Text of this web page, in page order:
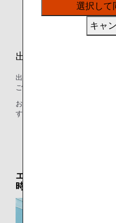
* 機材変更、その他やむを
に座席が変更になる場合
出発空港で
出発時に搭乗口までのご案内
ご案内など、必要なお手伝いを
お見送りの方に搭乗口までお付
すので、ご希望のお客様は空港
* 搭乗口までのお付き添
エアポートサポート：
時間前まで）
選択して
キャ